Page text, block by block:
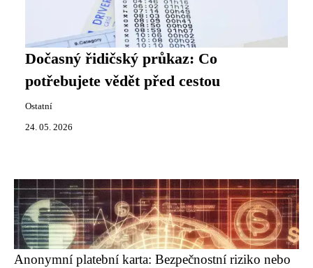
Dočasný řidičský průkaz: Co
potřebujete vědět před cestou
Ostatní
24. 05. 2026
Anonymní platební karta: Bezpečnostní riziko nebo